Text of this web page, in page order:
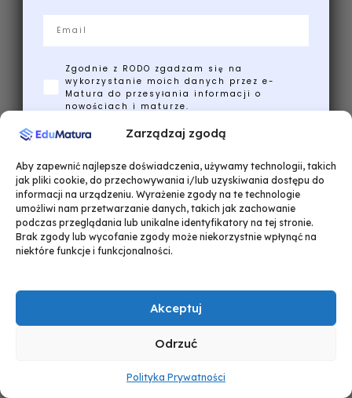
Zarządzaj zgodą
Aby zapewnić najlepsze doświadczenia, używamy technologii, takich
jak pliki cookie, do przechowywania i/lub uzyskiwania dostępu do
informacji na urządzeniu. Wyrażenie zgody na te technologie
umożliwi nam przetwarzanie danych, takich jak zachowanie
podczas przeglądania lub unikalne identyfikatory na tej stronie.
Brak zgody lub wycofanie zgody może niekorzystnie wpłynąć na
niektóre funkcje i funkcjonalności.
Akceptuj
Odrzuć
Polityka Prywatności
Zgodnie z RODO zgadzam się na
wykorzystanie moich danych przez e-
Matura do przesyłania informacji o
nowościach i maturze.
Nie, dziękuję, poradzę sobie bez nich